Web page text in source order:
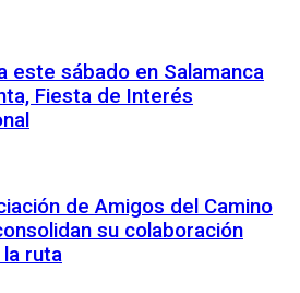
este sábado en Salamanca
Fiesta de Interés
de Amigos del Camino
su colaboración
ruta